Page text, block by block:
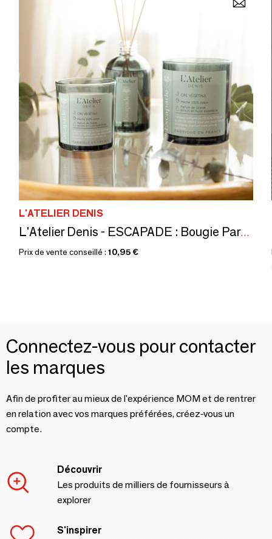
L'ATELIER DENIS
L'Atelier Denis - ESCAPADE : Bougie Parfumée cire 100% végétale 300g - 50H
Prix de vente conseillé : 10,95 €
Connectez-vous pour contacter
les marques
Afin de profiter au mieux de l'expérience MOM et de rentrer
en relation avec vos marques préférées, créez-vous un
compte.
Découvrir
Les produits de milliers de fournisseurs à
explorer
S'inspirer